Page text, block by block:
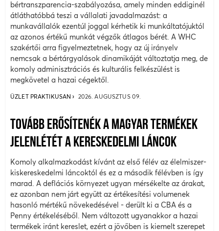
bértranszparencia-szabályozása, amely minden eddiginél
átláthatóbbá teszi a vállalati javadalmazást: a
munkavállalók ezentúl joggal kérhetik ki munkáltatójuktól
az azonos értékű munkát végzők átlagos bérét. A WHC
szakértői arra figyelmeztetnek, hogy az új irányelv
nemcsak a bértárgyalások dinamikáját változtatja meg, de
komoly adminisztrációs és kulturális felkészülést is
megkövetel a hazai cégektől.
ÜZLET PRAKTIKUSAN 2026. AUGUSZTUS 09.
TOVÁBB ERŐSÍTENÉK A MAGYAR TERMÉKEK
JELENLÉTÉT A KERESKEDELMI LÁNCOK
Komoly alkalmazkodást kívánt az első félév az élelmiszer-
kiskereskedelmi láncoktól és ez a második félévben is így
marad. A deflációs környezet ugyan mérsékelte az árakat,
ez azonban nem járt együtt az értékesítési volumenek
hasonló mértékű növekedésével - derült ki a CBA és a
Penny értékeléséből. Nem változott ugyanakkor a hazai
termékek iránt kereslet, ezért a jövőben is kiemelt szerepet